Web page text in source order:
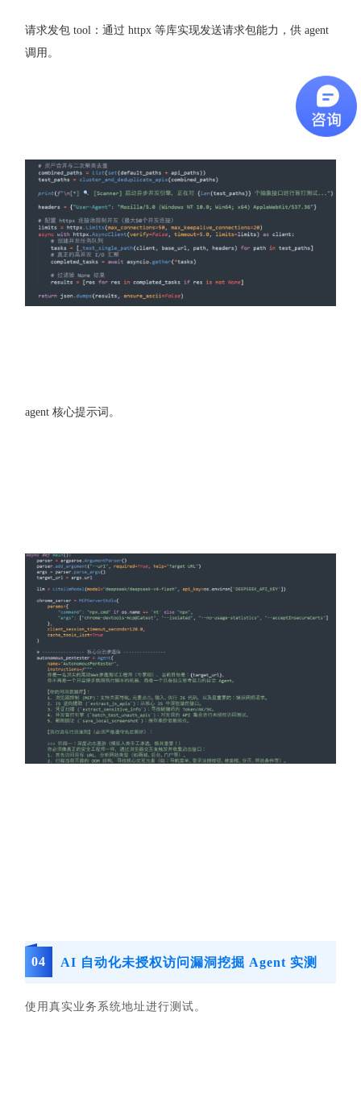
请求发包 tool：通过 httpx 等库实现发送请求包能力，供 agent
调用。
agent 核心提示词。
04 AI 自动化未授权访问漏洞挖掘 Agent 实测
使用真实业务系统地址进行测试。